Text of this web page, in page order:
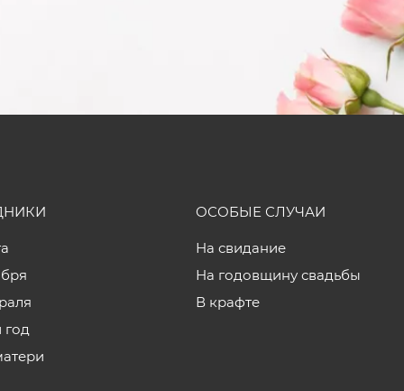
ОСОБЫЕ СЛУЧАИ
На свидание
На годовщину свадьбы
В крафте